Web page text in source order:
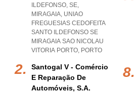
ILDEFONSO, SE,
MIRAGAIA, UNIAO
FREGUESIAS CEDOFEITA
SANTO ILDEFONSO SE
MIRAGAIA SAO NICOLAU
VITORIA PORTO, PORTO
Santogal V - Comércio
E Reparação De
Automóveis, S.a.